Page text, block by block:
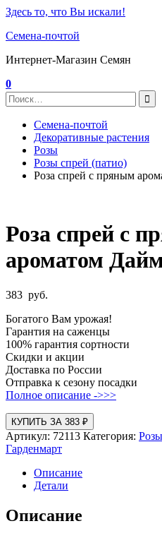
Здесь то, что Вы искали!
Семена-почтой
Интернет-Магазин Семян
0
Семена-почтой
Декоративные растения
Розы
Розы спрей (патио)
Роза спрей с пряным
Роза спрей с
ароматом
383 руб.
Богатого Вам урожая!
Гарантия на саженцы
100% гарантия сортности
Скидки и акции
Доставка по России
Отправка к сезону посадки
Полное описание ->>>
КУПИТЬ ЗА 383 ₽
Артикул: 72113 Категория:
Гарденмарт
Описание
Детали
Описание